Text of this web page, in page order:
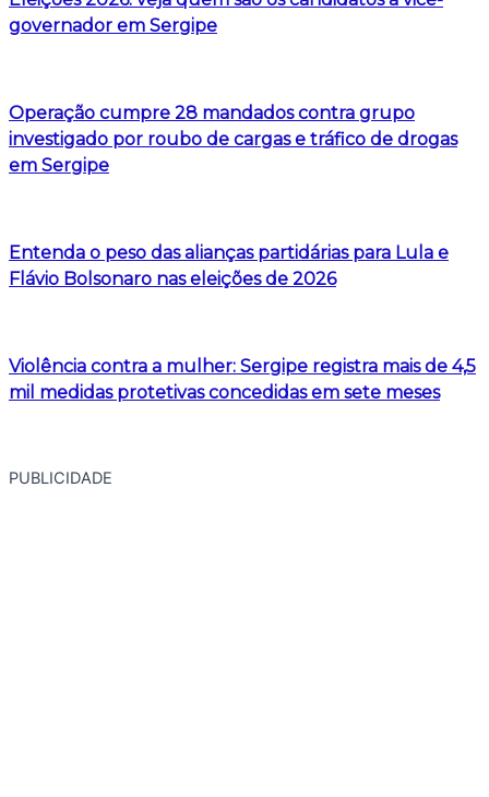
governador em Sergipe
Operação cumpre 28 mandados contra grupo
investigado por roubo de cargas e tráfico de drogas
em Sergipe
Entenda o peso das alianças partidárias para Lula e
Flávio Bolsonaro nas eleições de 2026
Violência contra a mulher: Sergipe registra mais de 4,5
mil medidas protetivas concedidas em sete meses
PUBLICIDADE